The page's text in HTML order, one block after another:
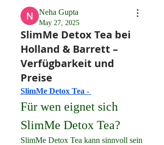
Neha Gupta
May 27, 2025
SlimMe Detox Tea bei
Holland & Barrett –
Verfügbarkeit und
Preise
SlimMe Detox Tea -
Für wen eignet sich
SlimMe Detox Tea?
SlimMe Detox Tea kann sinnvoll sein